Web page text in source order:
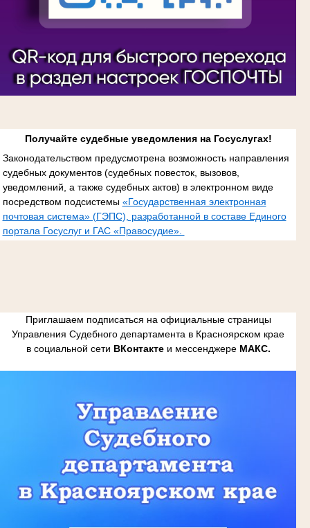
Получайте судебные уведомления на Госуслугах!
Законодательством предусмотрена возможность направления
судебных документов (судебных повесток, вызовов,
уведомлений, а также судебных актов) в электронном виде
посредством подсистемы «Государственная электронная
почтовая система» (ГЭПС), разработанной в составе Единого
портала Госуслуг и ГАС «Правосудие».
Приглашаем подписаться на официальные страницы
Управления Судебного департамента в Красноярском крае
в социальной сети ВКонтактеи мессенджере МАКС.